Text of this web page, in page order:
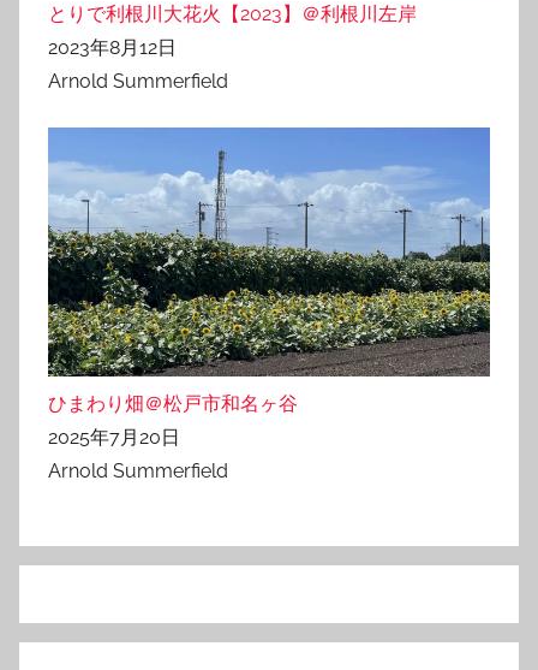
とりで利根川大花火【2023】＠利根川左岸
2023年8月12日
Arnold Summerfield
ひまわり畑＠松戸市和名ヶ谷
2025年7月20日
Arnold Summerfield